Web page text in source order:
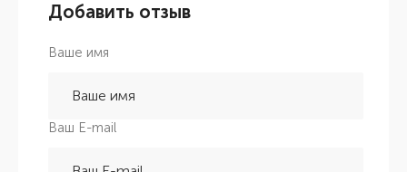
Добавить отзыв
Ваше имя
Ваш E-mail